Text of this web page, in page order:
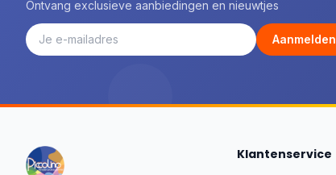
Ontvang exclusieve aanbiedingen en nieuwtjes
Aanmelden
Klantenservice